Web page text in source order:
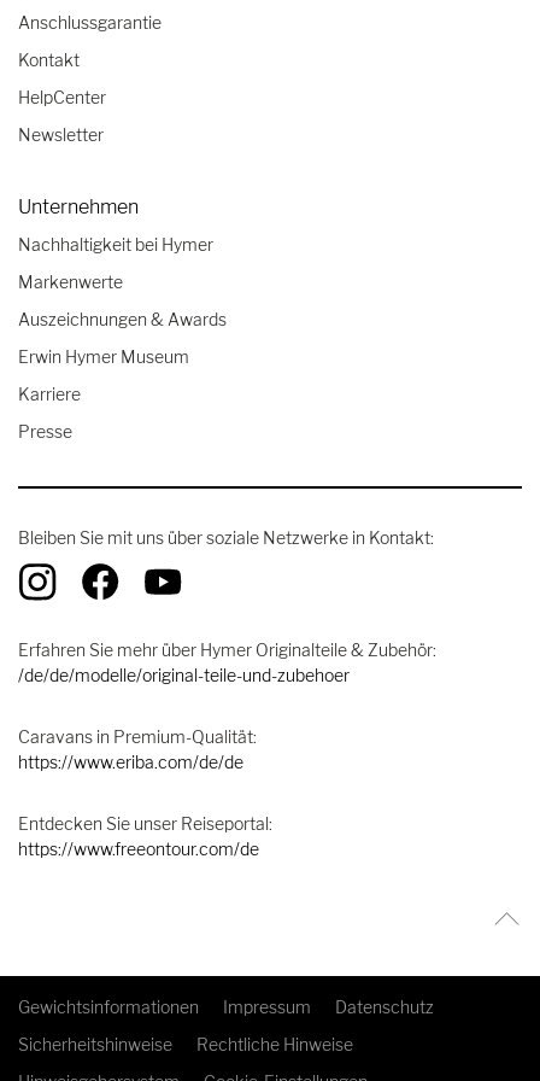
Anschlussgarantie
Kontakt
HelpCenter
Newsletter
Unternehmen
Nachhaltigkeit bei Hymer
Markenwerte
Auszeichnungen & Awards
Erwin Hymer Museum
Karriere
Presse
Bleiben Sie mit uns über soziale Netzwerke in Kontakt:
Erfahren Sie mehr über Hymer Originalteile & Zubehör:
/de/de/modelle/original-teile-und-zubehoer
Caravans in Premium-Qualität:
https://www.eriba.com/de/de
Entdecken Sie unser Reiseportal:
https://www.freeontour.com/de
Gewichtsinformationen Impressum
Datenschutz
Sicherheitshinweise
Rechtliche Hinweise